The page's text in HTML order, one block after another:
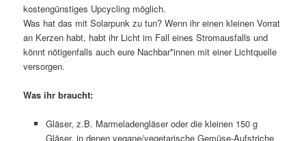
kostengünstiges Upcycling möglich.
Was hat das mit Solarpunk zu tun? Wenn ihr einen kleinen Vorrat
an Kerzen habt, habt ihr Licht im Fall eines Stromausfalls und
könnt nötigenfalls auch eure Nachbar*innen mit einer Lichtquelle
versorgen.
Was ihr braucht:
Gläser, z.B. Marmeladengläser oder die kleinen 150 g
Gläser, in denen vegane/vegetarische Gemüse-Aufstriche